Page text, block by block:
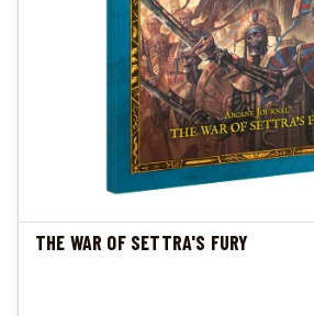
THE WAR OF SETTRA'S FURY